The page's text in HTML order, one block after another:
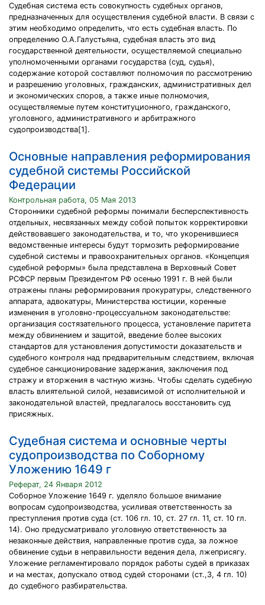
Судебная система есть совокупность судебных органов,
предназначенных для осуществления судебной власти. В связи с
этим необходимо определить, что есть судебная власть. По
определению О.А.Галустьяна, судебная власть это вид
государственной деятельности, осуществляемой специально
уполномоченными органами государства (суд, судья),
содержание которой составляют полномочия по рассмотрению
и разрешению уголовных, гражданских, административных дел
и экономических споров, а также иные полномочия,
осуществляемые путем конституционного, гражданского,
уголовного, административного и арбитражного
судопроизводства[1].
Основные направления реформирования
судебной системы Российской
Федерации
Контрольная работа, 05 Мая 2013
Сторонники судебной реформы понимали бесперспективность
отдельных, несвязанных между собой попыток корректировки
действовавшего законодательства, и то, что укоренившиеся
ведомственные интересы будут тормозить реформирование
судебной системы и правоохранительных органов. «Концепция
судебной реформы» была представлена в Верховный Совет
РСФСР первым Президентом РФ осенью 1991 г. В ней были
отражены планы реформирования прокуратуры, следственного
аппарата, адвокатуры, Министерства юстиции, коренные
изменения в уголовно-процессуальном законодательстве:
организация состязательного процесса, установление паритета
между обвинением и защитой, введение более высоких
стандартов для установления допустимости доказательств и
судебного контроля над предварительным следствием, включая
судебное санкционирование задержания, заключения под
стражу и вторжения в частную жизнь. Чтобы сделать судебную
власть влиятельной силой, независимой от исполнительной и
законодательной властей, предлагалось восстановить суд
присяжных.
Судебная система и основные черты
судопроизводства по Соборному
Уложению 1649 г
Реферат, 24 Января 2012
Соборное Уложение 1649 г. уделяло большое внимание
вопросам судопроизводства, усиливая ответственность за
преступления против суда (ст. 106 гл. 10, ст. 27 гл. 11, ст. 10 гл.
14). Оно предусматривало уголовную ответственность за
незаконные действия, направленные против суда, за ложное
обвинение судьи в неправильности ведения дела, лжеприсягу.
Уложение регламентировало порядок работы судей в приказах
и на местах, допускало отвод судей сторонами (ст.,3, 4 гл. 10)
до судебного разбирательства.